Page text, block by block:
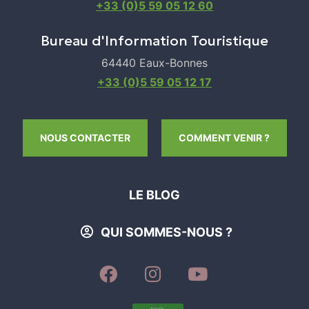
+33 (0)5 59 05 12 60
Bureau d'Information Touristique
64440 Eaux-Bonnes
+33 (0)5 59 05 12 17
NOUS CONTACTER COMMENT VENIR ?
LE BLOG
QUI SOMMES-NOUS ?
SUIVEZ-
NOUS
SUIVEZ-
NOUS